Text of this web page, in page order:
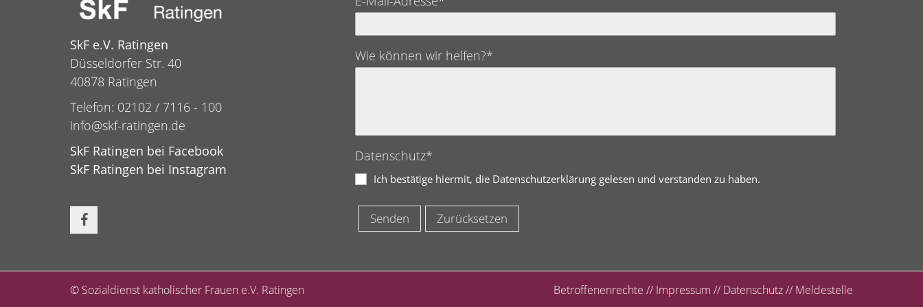
SkF e.V. Ratingen
Düsseldorfer Str. 40
40878 Ratingen
Telefon: 02102 / 7116 - 100
info@skf-ratingen.de
SkF Ratingen bei Facebook
SkF Ratingen bei Instagram
Wie können wir helfen?*
Datenschutz*
Ich bestätige hiermit, die Datenschutzerklärung gelesen und verstanden zu haben.
© Sozialdienst katholischer Frauen e.V. Ratingen Betroffenenrechte // Impressum // Datenschutz// Meldestelle